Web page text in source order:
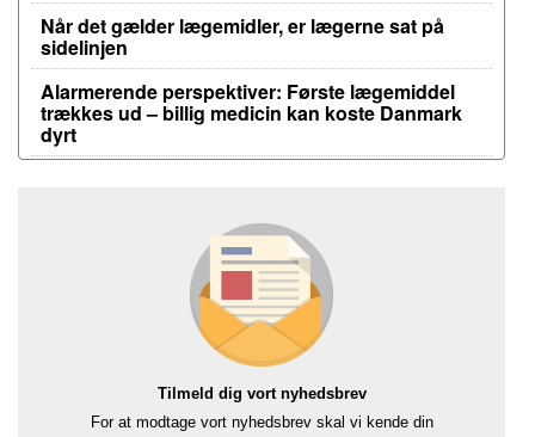
Når det gælder lægemidler, er lægerne sat på
sidelinjen
Alarmerende perspektiver: Første lægemiddel
trækkes ud – billig medicin kan koste Danmark
dyrt
Tilmeld dig vort nyhedsbrev
For at modtage vort nyhedsbrev skal vi kende din